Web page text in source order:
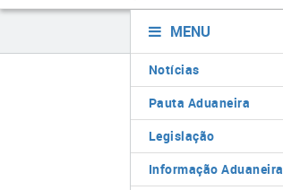
MENU
Notícias
Pauta Aduaneira
Legislação
Informação Aduaneira